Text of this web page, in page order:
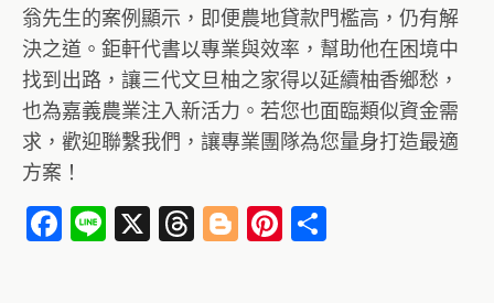
翁先生的案例顯示，即便農地貸款門檻高，仍有解
決之道。鉅軒代書以專業與效率，幫助他在困境中
找到出路，讓三代文旦柚之家得以延續柚香鄉愁，
也為嘉義農業注入新活力。若您也面臨類似資金需
求，歡迎聯繫我們，讓專業團隊為您量身打造最適
方案！
F
a
Li
n
X T
hr
Bl
o
Pi
nt